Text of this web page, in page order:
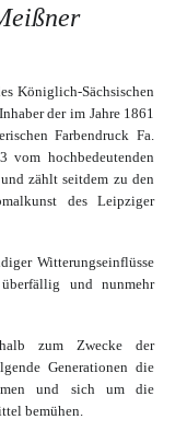
Königlich-Sächsischen
der im Jahre 1861
Farbendruck Fa.
hochbedeutenden
zählt seitdem zu den
des Leipziger
Witterungseinflüsse
und nunmehr
zum Zwecke der
Generationen die
und sich um die
bemühen.